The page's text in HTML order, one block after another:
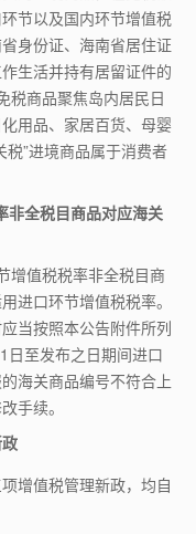
节以及国内环节增值税
身份证、海南省居住证
生活并持有居留证件的
税商品聚焦岛内居民日
用品、家居百货、母婴
”进境商品属于消费者
非全税目商品对应海关
增值税税率非全税目商
进口环节增值税税率。
当按照本公告附件所列
日至发布之日期间进口
海关商品编号不符合上
手续。
增值税管理新政，均自